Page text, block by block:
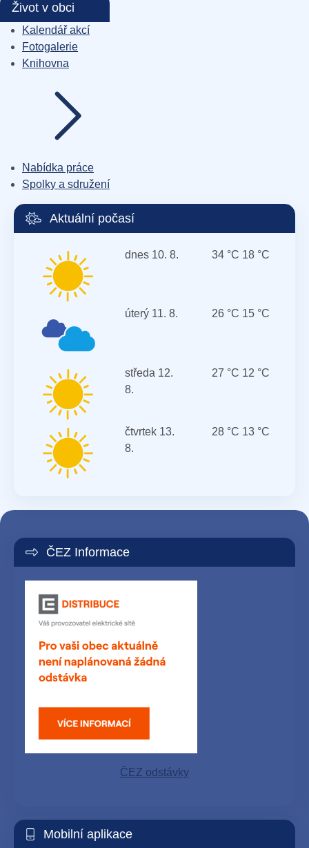
Život v obci
Kalendář akcí
Fotogalerie
Knihovna
Nabídka práce
Spolky a sdružení
Aktuální počasí
dnes 10. 8. 34 °C 18 °C
úterý 11. 8. 26 °C 15 °C
středa 12.
8.
27 °C 12 °C
čtvrtek 13.
8.
28 °C 13 °C
ČEZ Informace
ČEZ odstávky
Mobilní aplikace